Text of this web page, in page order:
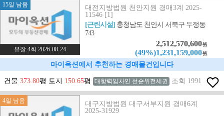
15일 남음
유찰 4회 2026-08-24
대전지방법원 천안지원 경매3계 2025-
11546 [1]
[근린시설] 충청남도 천안시 서북구 두정동
743
2,512,570,600원
(49%)1,231,159,000원
마이옥션에서 추천하는 경매물건입니다
건물 373.80평 토지 150.65평 대항력임차인 선순위전세권 조회 1991
4일 남음
대구지방법원 대구서부지원 경매6계
2025-31929